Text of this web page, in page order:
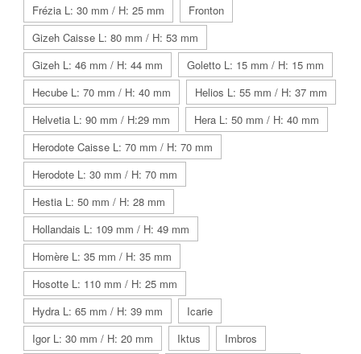
Frézia L: 30 mm / H: 25 mm
Fronton
Gizeh Caisse L: 80 mm / H: 53 mm
Gizeh L: 46 mm / H: 44 mm
Goletto L: 15 mm / H: 15 mm
Hecube L: 70 mm / H: 40 mm
Helios L: 55 mm / H: 37 mm
Helvetia L: 90 mm / H:29 mm
Hera L: 50 mm / H: 40 mm
Herodote Caisse L: 70 mm / H: 70 mm
Herodote L: 30 mm / H: 70 mm
Hestia L: 50 mm / H: 28 mm
Hollandais L: 109 mm / H: 49 mm
Homère L: 35 mm / H: 35 mm
Hosotte L: 110 mm / H: 25 mm
Hydra L: 65 mm / H: 39 mm
Icarie
Igor L: 30 mm / H: 20 mm
Iktus
Imbros